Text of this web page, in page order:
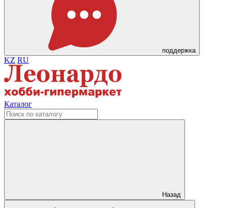
поддержка
KZ RU
Каталог
Назад